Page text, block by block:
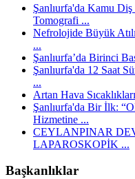
Şanlıurfa'da Kamu
Tomografi ...
Nefrolojide Büyük
...
Şanlıurfa’da Birinci
Şanlıurfa'da 12 Saat
...
Artan Hava
Şanlıurfa'da Bir İlk:
Hizmetine ...
CEYLANPINAR
LAPAROSKOPİK ...
Başkanlıklar